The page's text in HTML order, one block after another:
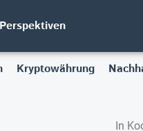
Perspektiven
Kryptowährung
In